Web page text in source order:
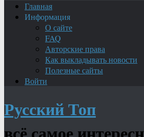
Главная
Информация
О сайте
FAQ
Авторские права
Как выкладывать новости
Полезные сайты
Войти
Русский Топ